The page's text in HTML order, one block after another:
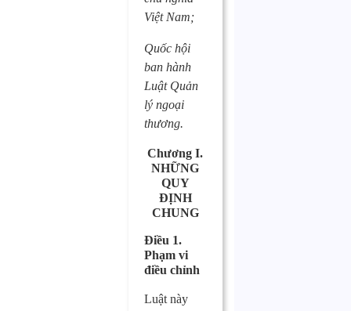
Việt Nam;
Quốc hội
ban hành
Luật Quản
lý ngoại
thương.
Chương I.
NHỮNG
QUY
ĐỊNH
CHUNG
Điều 1.
Phạm vi
điều chỉnh
Luật này